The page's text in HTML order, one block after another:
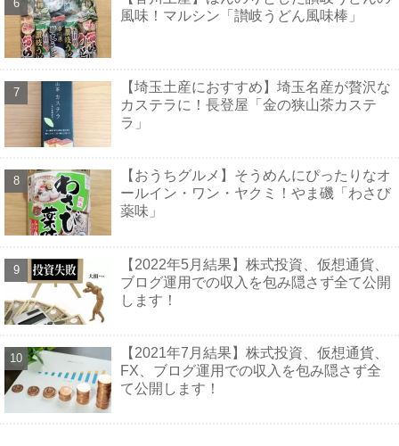
風味！マルシン「讃岐うどん風味棒」
【埼玉土産におすすめ】埼玉名産が贅沢な
カステラに！長登屋「金の狭山茶カステ
ラ」
【おうちグルメ】そうめんにぴったりなオ
ールイン・ワン・ヤクミ！やま磯「わさび
薬味」
【2022年5月結果】株式投資、仮想通貨、
ブログ運用での収入を包み隠さず全て公開
します！
【2021年7月結果】株式投資、仮想通貨、
FX、ブログ運用での収入を包み隠さず全
て公開します！